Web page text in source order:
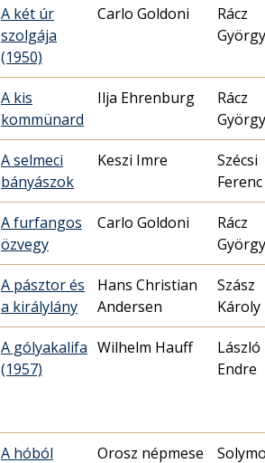
A két úr
szolgája
(1950)
Carlo Goldoni
Rácz
György
A kis
kommünard
Ilja Ehrenburg
Rácz
György
A selmeci
bányászok
Keszi Imre
Szécsi
Ferenc
A furfangos
özvegy
Carlo Goldoni
Rácz
György
A pásztor és
a királylány
Hans Christian
Andersen
Szász
Károly
A gólyakalifa
(1957)
Wilhelm Hauff
László
Endre
A hóból Orosz népmese